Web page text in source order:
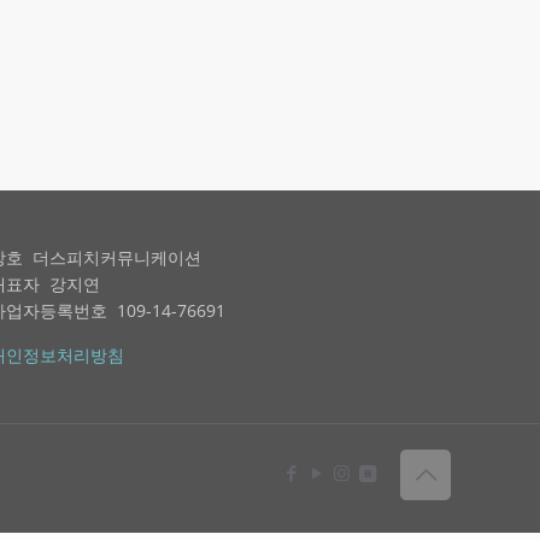
호 더스피치커뮤니케이션
표자 강지연
업자등록번호 109-14-76691
인정보처리방침